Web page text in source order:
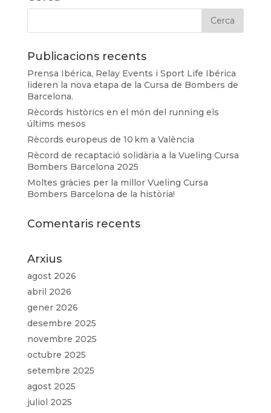
Publicacions recents
Prensa Ibérica, Relay Events i Sport Life Ibérica
lideren la nova etapa de la Cursa de Bombers de
Barcelona.
Rècords històrics en el món del running els
últims mesos
Rècords europeus de 10 km a València
Rècord de recaptació solidària a la Vueling Cursa
Bombers Barcelona 2025
Moltes gràcies per la millor Vueling Cursa
Bombers Barcelona de la història!
Comentaris recents
Arxius
agost 2026
abril 2026
gener 2026
desembre 2025
novembre 2025
octubre 2025
setembre 2025
agost 2025
juliol 2025